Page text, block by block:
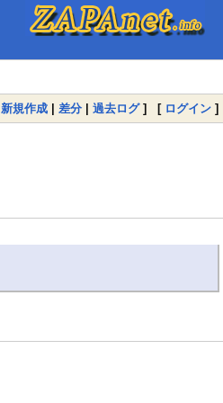
新規作成 | 差分 | 過去ログ] [ ログイン ]